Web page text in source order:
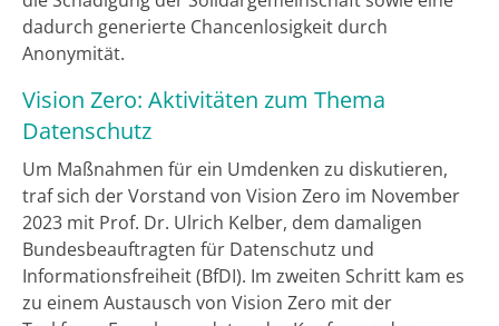
dadurch generierte Chancenlosigkeit durch
Anonymität.
Vision Zero: Aktivitäten zum Thema
Datenschutz
Um Maßnahmen für ein Umdenken zu diskutieren,
traf sich der Vorstand von Vision Zero im November
2023 mit Prof. Dr. Ulrich Kelber, dem damaligen
Bundesbeauftragten für Datenschutz und
Informationsfreiheit (BfDI). Im zweiten Schritt kam es
zu einem Austausch von Vision Zero mit der